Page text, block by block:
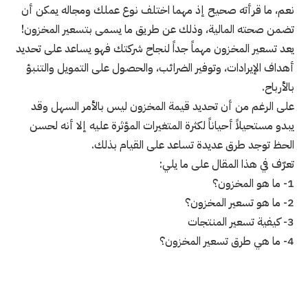
نعم، ما قرأته صحيح إذ مهما اختلف نوع عملك ومجاله يمكن أن
تضمن صحته المالية، وذلك عن طريق ما يسمى بتسعير المخزون!
يعد تسعير المخزون مهماً جداً لنجاح شركتك فهو يساعد على تحديد
أهداف الإيرادات، وتوفير الضرائب، والحصول على التمويل والتنبؤ
بالأرباح.
على الرغم من أن تحديد قيمة المخزون ليس بالأمر السهل وقد
يبدو مستحيلاً أحياناً لكثرة المتغيرات المؤثرة عليه إلا أنه لحسن
الحظ توجد طرق عديدة تساعد على القيام بذلك.
تعرّف في هذا المقال على ما يلي:
1- ما هو المخزون؟
2- ما هو تسعير المخزون؟
3- كيفية تسعير المنتجات
4- ما هي طرق تسعير المخزون؟